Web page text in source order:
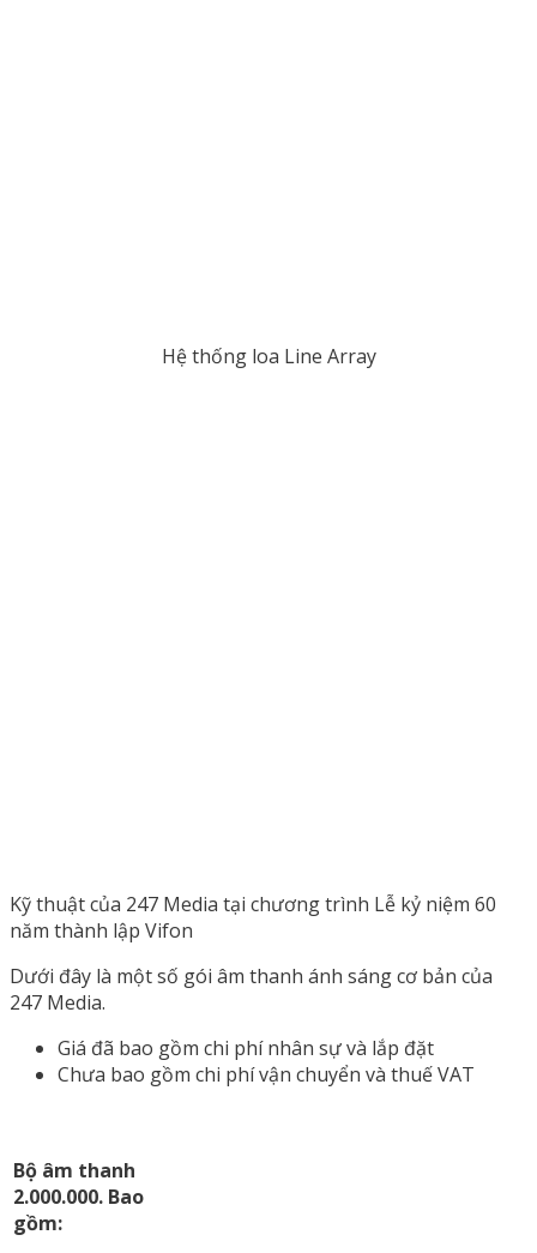
Hệ thống loa Line Array
Kỹ thuật của 247 Media tại chương trình Lễ kỷ niệm 60
năm thành lập Vifon
Dưới đây là một số gói âm thanh ánh sáng cơ bản của
247 Media.
Giá đã bao gồm chi phí nhân sự và lắp đặt
Chưa bao gồm chi phí vận chuyển và thuế VAT
Bộ âm thanh
2.000.000. Bao
gồm: